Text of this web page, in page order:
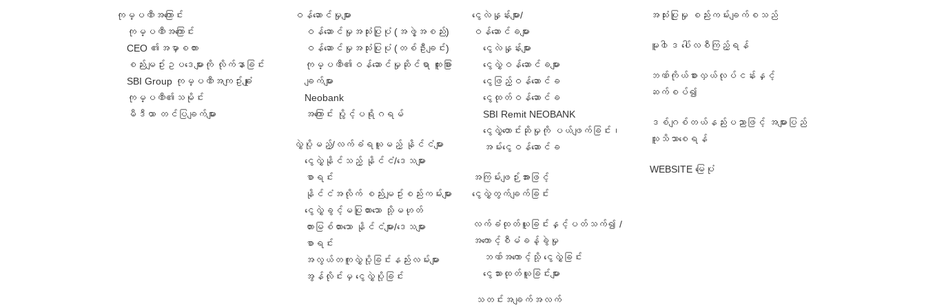
ကုမ္ပဏီအကြောင်း
ကုမ္ပဏီအကြောင်း
CEO ၏အမှာစကား
စည်းမျဥ်းဥပဒေများကို လိုက်နာခြင်း
SBI Group ကုမ္ပဏီအကျဥ်းချုံး
ကုမ္ပဏီ၏သမိုင်း
မီဒီယာ တင်ပြချက်များ
ဝန်ဆောင်မှုများ
ဝန်ဆောင်မှုအသုံးပြုပုံ (အဖွဲ့အစည်း)
ဝန်ဆောင်မှုအသုံးပြုပုံ (တစ်ဦးချင်း)
ကုမ္ပဏီ၏ဝန်ဆောင်မှုဆိုင်ရာ ထူးခြား
ချက်များ
Neobank
အကြောင်း ပွိုင့်ပရိုဂရမ်
လွှဲပို့မည့်/လက်ခံရယူမည့် နိုင်ငံများ
ငွေလွှဲနိုင်သည့် နိုင်ငံ/ဒေသများ
စာရင်း
နိုင်ငံအလိုက် စည်းမျဥ်းစည်းကမ်းများ
ငွေလွှဲခွင့်မပြုထားသော သို့မဟုတ်
တားမြစ်ထားသော နိုင်ငံများ/ဒေသများ
စာရင်း
အလွယ်တကူလွှဲပို့ခြင်းနည်းလမ်းများ
အွန်လိုင်းမှ ငွေလွှဲပို့ခြင်း
ငွေလဲနှုန်းများ/
ဝန်ဆောင်ခများ
ငွေလဲနှုန်းများ
ငွေလွှဲဝန်ဆောင်ခများ
ငွေဖြည့်ဝန်ဆောင်ခ
ငွေထုတ်ဝန်ဆောင်ခ
SBI Remit NEOBANK
ငွေလွှဲတောင်းဆိုမှုကို ပယ်ဖျက်ခြင်း၊
အမ်းငွေဝန်ဆောင်ခ
အကြမ်းဖျဉ်းအားဖြင့်
ငွေလွှဲတွက်ချက်ခြင်း
လက်ခံထုတ်ယူခြင်းနှင့်ပတ်သက်၍ /
အကောင့်စီမံခန့်ခွဲမှု
ဘဏ်အကောင့်သို့ ငွေလွှဲခြင်း
ငွေသားထုတ်ယူခြင်းများ
သတင်းအချက်အလက်
အသုံးပြုမှု စည်းကမ်းချက်စသည်
မူ၀ါဒ ပေါ်လစီကြည့်ရန်
ဘဏ်ကိုယ်စားလှယ်လုပ်ငန်းနှင့်
ဆက်စပ်၍
ဒစ်ဂျစ်တယ်နည်းပညာဖြင့် အများပြည်
သူသိသာစေရန်
WEBSITE မြေပုံ